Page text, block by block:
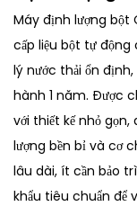
Máy định lượng bột
cấp liệu bột tự
lý nước thải ổn
hành 1 năm. Được
với thiết kế nhỏ
lượng bền bỉ và cơ
lâu dài, ít cần bảo
khẩu tiêu chuẩn để